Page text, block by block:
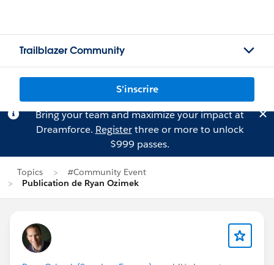
Trailblazer Community
S'inscrire
Bring your team and maximize your impact at
Dreamforce. Registerthree or more to unlock
$999 passes.
Topics
#Community Event
Publication de Ryan Ozimek